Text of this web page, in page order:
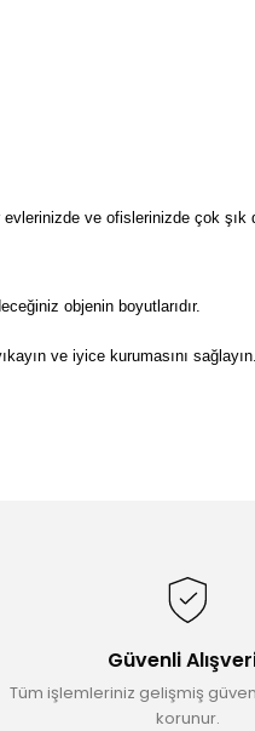
ve ofislerinizde çok
objenin boyutlarıdır.
ve iyice kurumasını sağlayın.
Güvenli
Tüm işlemleriniz gelişmiş
korunur.